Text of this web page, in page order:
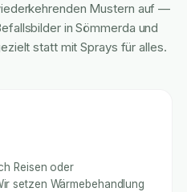
Mustern auf —
in Sömmerda und
statt mit Sprays für alles.
Reisen oder
setzen Wärmebehandlung